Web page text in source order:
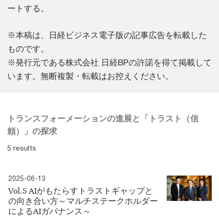
ートする。
※本稿は、日経ビジネス電子版の記事広告を転載した
ものです。
※発行元である株式会社 日経BPの許諾を得て掲載して
います。無断複製・転載はお控えください。
トランスフォーメーションの進展と「トラスト（信
頼）」の探求
5 results
2025-06-13
Vol.5 AIがもたらすトラストギャップと
の向き合い方～マルチステークホルダー
によるAIガバナンス～